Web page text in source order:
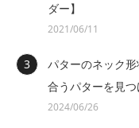
ダー】
2021/06/11
パターのネック
合うパターを見つ
2024/06/26